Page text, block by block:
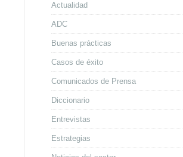
Actualidad
ADC
Buenas prácticas
Casos de éxito
Comunicados de Prensa
Diccionario
Entrevistas
Estrategias